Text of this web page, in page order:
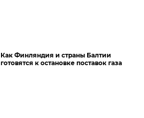
Как Финляндия и страны Балтии
готовятся к остановке поставок газа